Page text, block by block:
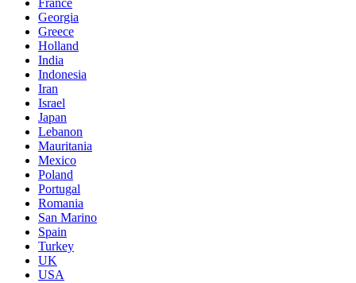
France
Georgia
Greece
Holland
India
Indonesia
Iran
Israel
Japan
Lebanon
Mauritania
Mexico
Poland
Portugal
Romania
San Marino
Spain
Turkey
UK
USA